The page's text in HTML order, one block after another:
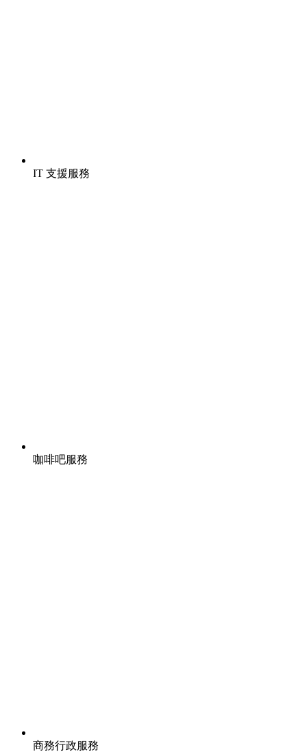
IT 支援服務
咖啡吧服務
商務行政服務